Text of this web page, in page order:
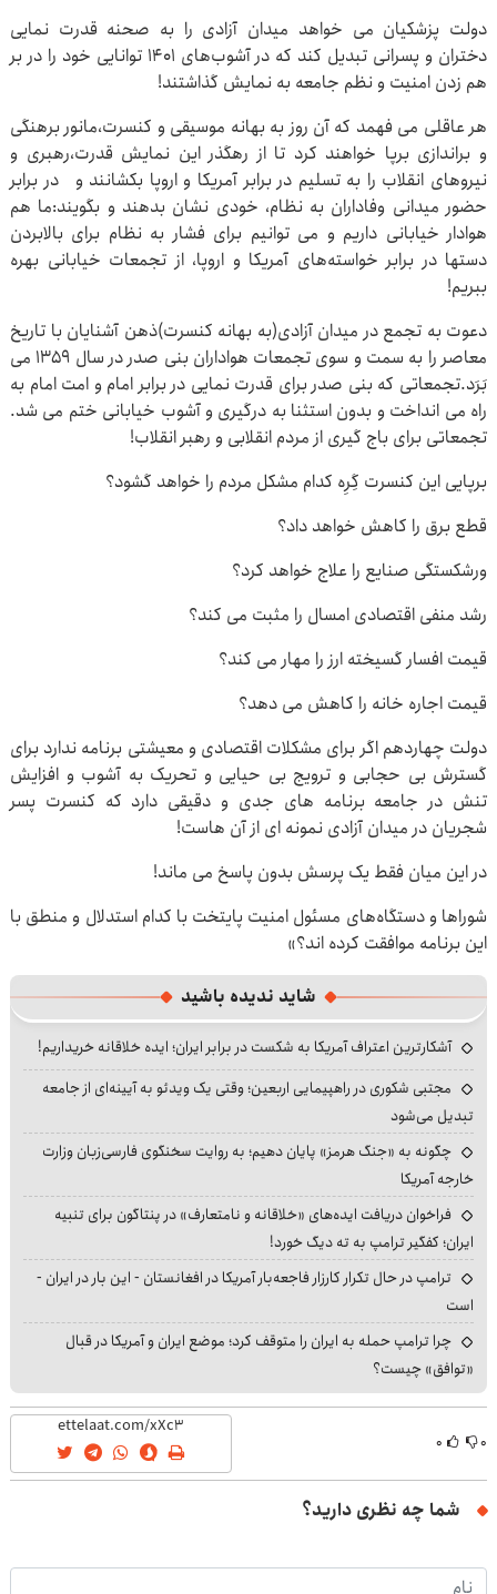
دولت پزشکیان می خواهد میدان آزادی را به صحنه قدرت نمایی
دختران و پسرانی تبدیل کند که در آشوب‌های ۱۴۰۱ توانایی خود را در بر
هم زدن امنیت و نظم جامعه به نمایش گذاشتند!
هر عاقلی می فهمد که آن روز به بهانه موسیقی و کنسرت،مانور برهنگی
و براندازی برپا خواهند کرد تا از رهگذر این نمایش قدرت،رهبری و
نیروهای انقلاب را به تسلیم در برابر آمریکا و اروپا بکشانند و در برابر
حضور میدانی وفاداران به نظام، خودی نشان بدهند و بگویند:ما هم
هوادار خیابانی داریم و می توانیم برای فشار به نظام برای بالابردن
دستها در برابر خواسته‌های آمریکا و اروپا، از تجمعات خیابانی بهره
ببریم!
دعوت به تجمع در میدان آزادی(به بهانه کنسرت)ذهن آشنایان با تاریخ
معاصر را به سمت و سوی تجمعات هواداران بنی صدر در سال‌ ۱۳۵۹ می
بَرَد.تجمعاتی که بنی صدر برای قدرت نمایی در برابر امام و امت امام به
راه می انداخت و بدون استثنا به درگیری و آشوب خیابانی ختم می شد.
تجمعاتی برای باج گیری از مردم انقلابی و رهبر انقلاب!
برپایی این کنسرت گِرِه کدام مشکل مردم را خواهد گشود؟
قطع برق را کاهش خواهد داد؟
ورشکستگی صنایع را علاج خواهد کرد؟
رشد منفی اقتصادی امسال را مثبت می کند؟
قیمت افسار گسیخته ارز را مهار می کند؟
قیمت اجاره خانه را کاهش می دهد؟
دولت چهاردهم اگر برای مشکلات اقتصادی و معیشتی برنامه ندارد برای
گسترش بی حجابی و ترویج بی حیایی و تحریک به آشوب و افزایش
تنش در جامعه برنامه های جدی و دقیقی دارد که کنسرت پسر
شجریان در میدان آزادی نمونه ای از آن هاست!
در این میان فقط یک پرسش بدون پاسخ می ماند!
شوراها و دستگاه‌های مسئول امنیت پایتخت با کدام استدلال و منطق با
این برنامه موافقت کرده اند؟»
شاید ندیده باشید
آشکارترین اعتراف آمریکا به شکست در برابر ایران؛ ایده خلاقانه خریداریم!
مجتبی شکوری در راهپیمایی اربعین؛ وقتی یک ویدئو به آیینه‌ای از جامعه
تبدیل می‌شود
چگونه به «جنگ هرمز» پایان دهیم؛ به روایت سخنگوی فارسی‌زبان وزارت
خارجه آمریکا
فراخوان دریافت ایده‌های «خلاقانه و نامتعارف» در پنتاگون برای تنبیه
ایران؛ کفگیر ترامپ به ته دیگ خورد!
ترامپ در حال تکرار کارزار فاجعه‌بار آمریکا در افغانستان - این بار در ایران -
است
چرا ترامپ حمله به ایران را متوقف کرد؛ موضع ایران و آمریکا در قبال
«توافق» چیست؟
۰ ۰
شما چه نظری دارید؟